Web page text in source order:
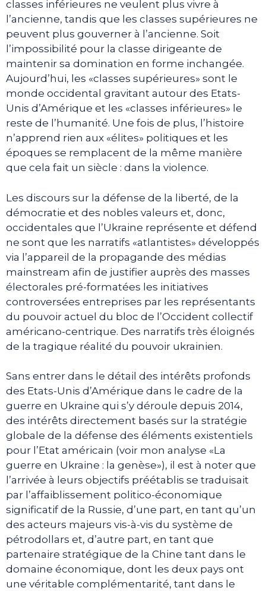
classes inférieures ne veulent plus vivre à
l’ancienne, tandis que les classes supérieures ne
peuvent plus gouverner à l’ancienne. Soit
l’impossibilité pour la classe dirigeante de
maintenir sa domination en forme inchangée.
Aujourd’hui, les «classes supérieures» sont le
monde occidental gravitant autour des Etats-
Unis d’Amérique et les «classes inférieures» le
reste de l’humanité. Une fois de plus, l’histoire
n’apprend rien aux «élites» politiques et les
époques se remplacent de la même manière
que cela fait un siècle : dans la violence.
Les discours sur la défense de la liberté, de la
démocratie et des nobles valeurs et, donc,
occidentales que l’Ukraine représente et défend
ne sont que les narratifs «atlantistes» développés
via l’appareil de la propagande des médias
mainstream afin de justifier auprès des masses
électorales pré-formatées les initiatives
controversées entreprises par les représentants
du pouvoir actuel du bloc de l’Occident collectif
américano-centrique. Des narratifs très éloignés
de la tragique réalité du pouvoir ukrainien.
Sans entrer dans le détail des intérêts profonds
des Etats-Unis d’Amérique dans le cadre de la
guerre en Ukraine qui s’y déroule depuis 2014,
des intérêts directement basés sur la stratégie
globale de la défense des éléments existentiels
pour l’Etat américain (voir mon analyse «La
guerre en Ukraine : la genèse»), il est à noter que
l’arrivée à leurs objectifs préétablis se traduisait
par l’affaiblissement politico-économique
significatif de la Russie, d’une part, en tant qu’un
des acteurs majeurs vis-à-vis du système de
pétrodollars et, d’autre part, en tant que
partenaire stratégique de la Chine tant dans le
domaine économique, dont les deux pays ont
une véritable complémentarité, tant dans le